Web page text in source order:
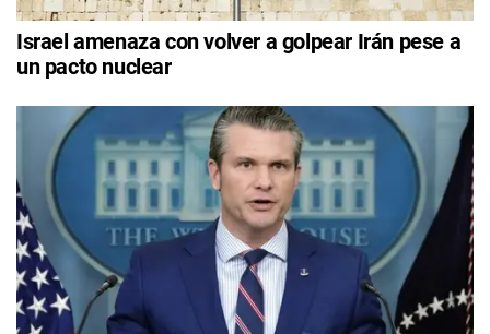
Israel amenaza con volver a golpear Irán pese a
un pacto nuclear